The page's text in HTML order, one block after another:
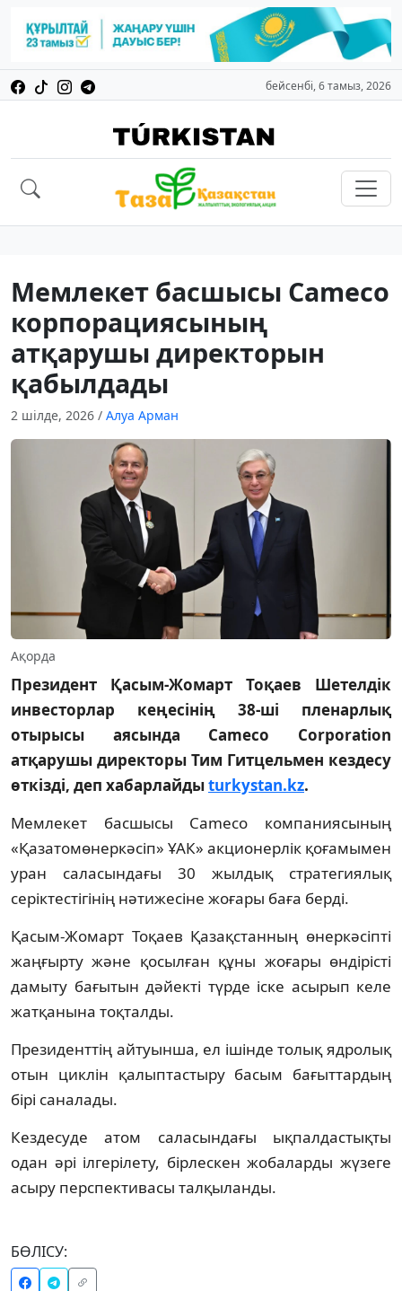
бейсенбі, 6 тамыз, 2026
Мемлекет басшысы Cameco
корпорациясының
атқарушы директорын
қабылдады
2 шілде, 2026 / Алуа Арман
Ақорда
Президент Қасым-Жомарт Тоқаев Шетелдік
инвесторлар кеңесінің 38-ші пленарлық
отырысы аясында Cameco Corporation
атқарушы директоры Тим Гитцельмен кездесу
өткізді, деп хабарлайдыturkystan.kz.
Мемлекет басшысы Cameco компаниясының
«Қазатомөнеркәсіп» ҰАК» акционерлік қоғамымен
уран саласындағы 30 жылдық стратегиялық
серіктестігінің нәтижесіне жоғары баға берді.
Қасым-Жомарт Тоқаев Қазақстанның өнеркәсіпті
жаңғырту және қосылған құны жоғары өндірісті
дамыту бағытын дәйекті түрде іске асырып келе
жатқанына тоқталды.
Президенттің айтуынша, ел ішінде толық ядролық
отын циклін қалыптастыру басым бағыттардың
бірі саналады.
Кездесуде атом саласындағы ықпалдастықты
одан әрі ілгерілету, бірлескен жобаларды жүзеге
асыру перспективасы талқыланды.
БӨЛІСУ: